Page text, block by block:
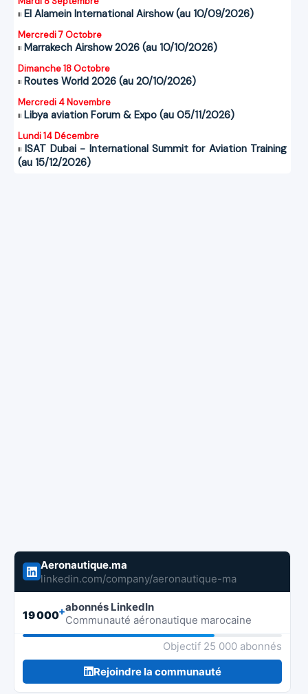
El Alamein International Airshow (au 10/09/2026)
Mercredi 7 Octobre
Marrakech Airshow 2026 (au 10/10/2026)
Dimanche 18 Octobre
Routes World 2026 (au 20/10/2026)
Mercredi 4 Novembre
Libya aviation Forum & Expo (au 05/11/2026)
Lundi 14 Décembre
ISAT Dubai - International Summit for Aviation Training
(au 15/12/2026)
Aeronautique.ma
linkedin.com/company/aeronautique-ma
19 000+abonnés LinkedIn
Communauté aéronautique marocaine
Objectif 25 000 abonnés
Rejoindre la communauté